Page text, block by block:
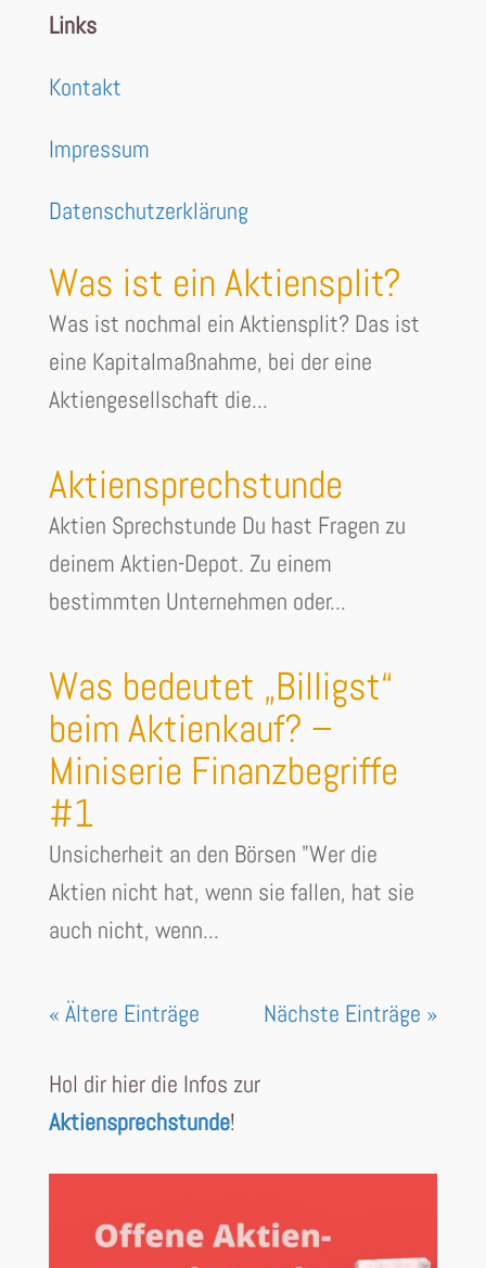
Links
Kontakt
Impressum
Datenschutzerklärung
Was ist ein Aktiensplit?
Was ist nochmal ein Aktiensplit? Das ist
eine Kapitalmaßnahme, bei der eine
Aktiengesellschaft die...
Aktiensprechstunde
Aktien Sprechstunde Du hast Fragen zu
deinem Aktien-Depot. Zu einem
bestimmten Unternehmen oder...
Was bedeutet „Billigst“
beim Aktienkauf? –
Miniserie Finanzbegriffe
#1
Unsicherheit an den Börsen "Wer die
Aktien nicht hat, wenn sie fallen, hat sie
auch nicht, wenn...
« Ältere Einträge Nächste Einträge »
Hol dir hier die Infos zur
Aktiensprechstunde!